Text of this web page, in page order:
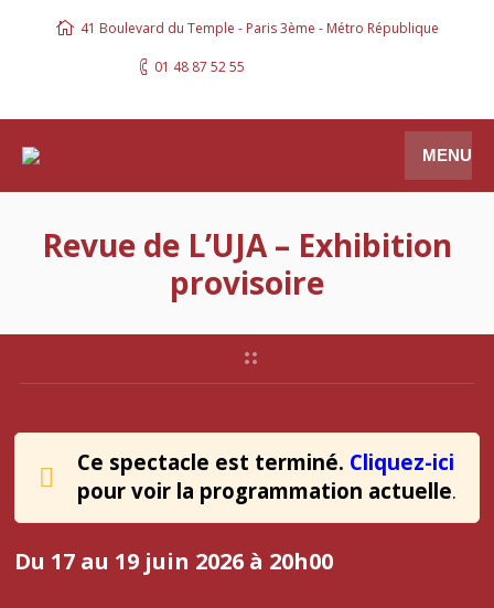
41 Boulevard du Temple - Paris 3ème - Métro République
01 48 87 52 55
MENU
Revue de L’UJA – Exhibition
provisoire
Ce spectacle est terminé. Cliquez-ici
pour voir la programmation actuelle.
Du 17 au 19 juin 2026 à 20h00